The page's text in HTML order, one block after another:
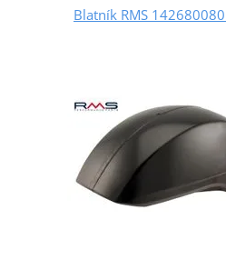
Blatník RMS